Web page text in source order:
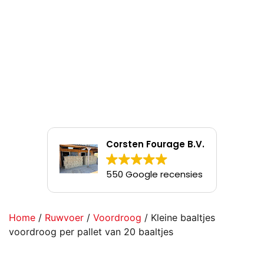
Home / Ruwvoer / Voordroog / Kleine baaltjes
voordroog per pallet van 20 baaltjes
Corsten Fourage B.V.
550 Google recensies